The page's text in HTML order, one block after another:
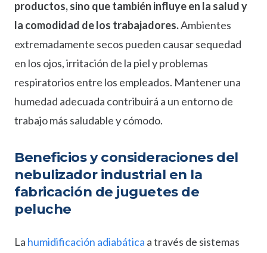
productos, sino que también influye en la salud y
la comodidad de los trabajadores.Ambientes
extremadamente secos pueden causar sequedad
en los ojos, irritación de la piel y problemas
respiratorios entre los empleados. Mantener una
humedad adecuada contribuirá a un entorno de
trabajo más saludable y cómodo.
Beneficios y consideraciones del
nebulizador industrial en la
fabricación de juguetes de
peluche
La humidificación adiabática a través de sistemas